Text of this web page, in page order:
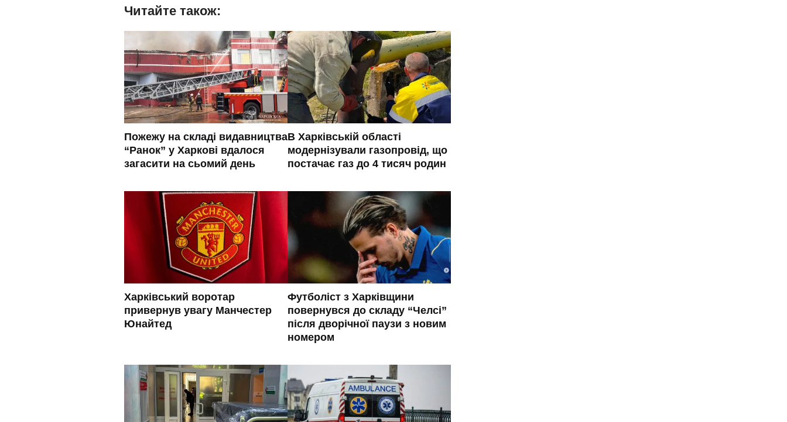
Читайте також:
Пожежу на складі видавництва
“Ранок” у Харкові вдалося
загасити на сьомий день
В Харківській області
модернізували газопровід, що
постачає газ до 4 тисяч родин
Харківський воротар
привернув увагу Манчестер
Юнайтед
Футболіст з Харківщини
повернувся до складу “Челсі”
після дворічної паузи з новим
номером